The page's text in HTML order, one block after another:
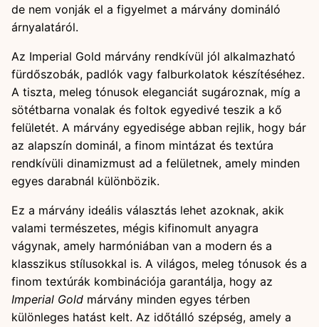
de nem vonják el a figyelmet a márvány domináló
árnyalatáról.
Az Imperial Gold márvány rendkívül jól alkalmazható
fürdőszobák, padlók vagy falburkolatok készítéséhez.
A tiszta, meleg tónusok eleganciát sugároznak, míg a
sötétbarna vonalak és foltok egyedivé teszik a kő
felületét. A márvány egyedisége abban rejlik, hogy bár
az alapszín dominál, a finom mintázat és textúra
rendkívüli dinamizmust ad a felületnek, amely minden
egyes darabnál különbözik.
Ez a márvány ideális választás lehet azoknak, akik
valami természetes, mégis kifinomult anyagra
vágynak, amely harmóniában van a modern és a
klasszikus stílusokkal is. A világos, meleg tónusok és a
finom textúrák kombinációja garantálja, hogy az
Imperial Gold márvány minden egyes térben
különleges hatást kelt. Az időtálló szépség, amely a